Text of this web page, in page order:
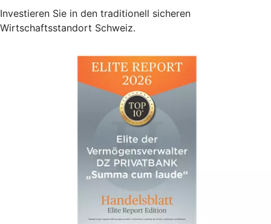
Investieren Sie in den traditionell sicheren
Wirtschaftsstandort Schweiz.